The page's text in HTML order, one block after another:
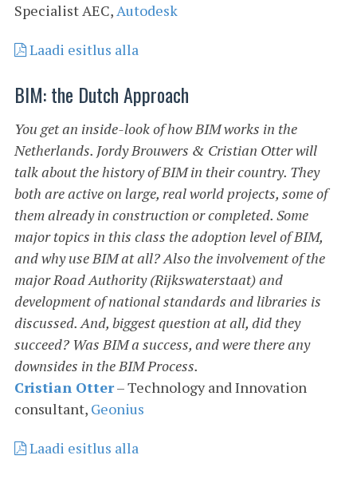
Specialist AEC,Autodesk
Laadi esitlus alla
BIM: the Dutch Approach
You get an inside-look of how BIM works in the
Netherlands. Jordy Brouwers & Cristian Otter will
talk about the history of BIM in their country. They
both are active on large, real world projects, some of
them already in construction or completed. Some
major topics in this class the adoption level of BIM,
and why use BIM at all? Also the involvement of the
major Road Authority (Rijkswaterstaat) and
development of national standards and libraries is
discussed. And, biggest question at all, did they
succeed? Was BIM a success, and were there any
downsides in the BIM Process.
Cristian Otter– Technology and Innovation
consultant, Geonius
Laadi esitlus alla